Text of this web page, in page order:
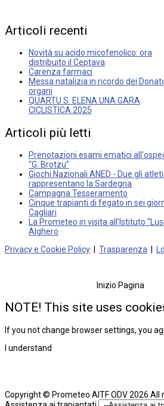
Articoli recenti
Novità su acido micofenolico: ora
distribuito il Ceptava
Carenza farmaci
Messa natalizia in ricordo dei
organi
QUARTU S. ELENA UNA GARA
CICLISTICA 2025
Articoli più letti
Prenotazioni esami ematici
“G. Brotzu”
Giochi Nazionali ANED - Due gli
rappresentano la Sardegna
Campagna Tesseramento
Cinque trapianti di fegato in sei
Cagliari
La Prometeo in visita all’Istituto
Alghero
Privacy e Cookie Policy
Trasparenza
Inizio Pagina
NOTE! This site uses
If you not change browser settings, you
I understand
Copyright © Prometeo AITF ODV2026 All